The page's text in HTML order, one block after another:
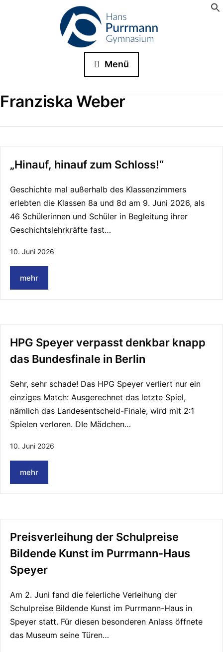
Menü
Franziska Weber
„Hinauf, hinauf zum Schloss!“
Geschichte mal außerhalb des Klassenzimmers
erlebten die Klassen 8a und 8d am 9. Juni 2026, als
46 Schülerinnen und Schüler in Begleitung ihrer
Geschichtslehrkräfte fast…
10. Juni 2026
mehr
HPG Speyer verpasst denkbar knapp
das Bundesfinale in Berlin
Sehr, sehr schade! Das HPG Speyer verliert nur ein
einziges Match: Ausgerechnet das letzte Spiel,
nämlich das Landesentscheid-Finale, wird mit 2:1
Spielen verloren. DIe Mädchen…
10. Juni 2026
mehr
Preisverleihung der Schulpreise
Bildende Kunst im Purrmann-Haus
Speyer
Am 2. Juni fand die feierliche Verleihung der
Schulpreise Bildende Kunst im Purrmann-Haus in
Speyer statt. Für diesen besonderen Anlass öffnete
das Museum seine Türen…